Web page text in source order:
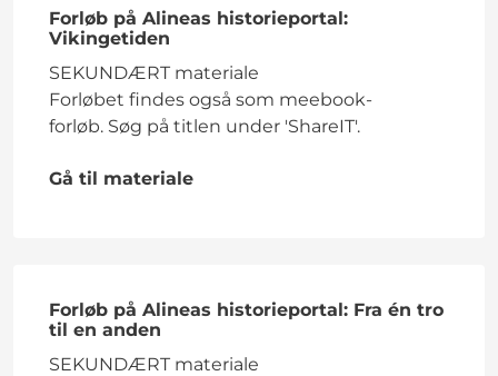
Forløb på Alineas historieportal:
Vikingetiden
SEKUNDÆRT materiale
Forløbet findes også som meebook-
forløb. Søg på titlen under 'ShareIT'.
Gå til materiale
Forløb på Alineas historieportal: Fra én tro
til en anden
SEKUNDÆRT materiale